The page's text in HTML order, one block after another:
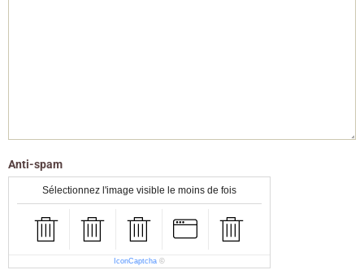
Anti-spam
Sélectionnez l'image visible le moins de fois
IconCaptcha ©